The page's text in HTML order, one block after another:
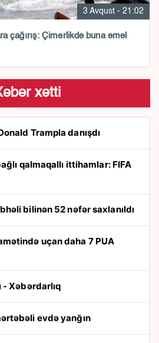
3 Avqust - 21:02
çağırış: Çimərlikdə buna əməl
xətti
Trampla danışdı
bilinən 52 nəfər saxlanıldı
- Xəbərdarlıq
evdə yanğın